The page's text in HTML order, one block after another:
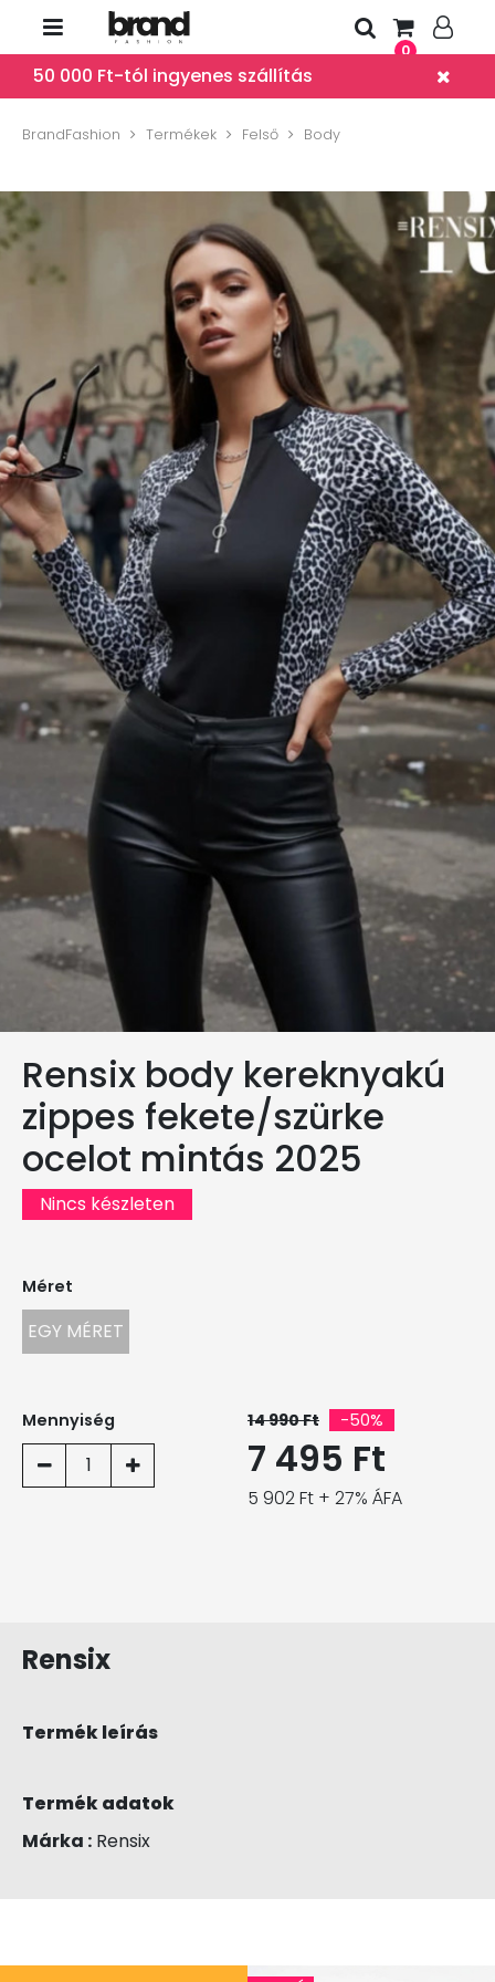
0
50 000 Ft-tól ingyenes szállítás
BrandFashion Termékek Felső Body
Rensix body kereknyakú
zippes fekete/szürke
ocelot mintás 2025
Nincs készleten
Méret
EGY MÉRET
Mennyiség
1
14 990 Ft -50%
7 495 Ft
5 902 Ft + 27% ÁFA
Rensix
Termék leírás
Termék adatok
Márka : Rensix